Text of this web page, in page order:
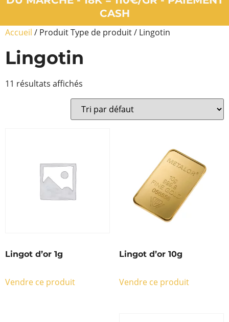
CASH
Accueil / Produit Type de produit / Lingotin
Lingotin
11 résultats affichés
Lingot d’or 1g
Vendre ce produit
Lingot d’or 10g
Vendre ce produit